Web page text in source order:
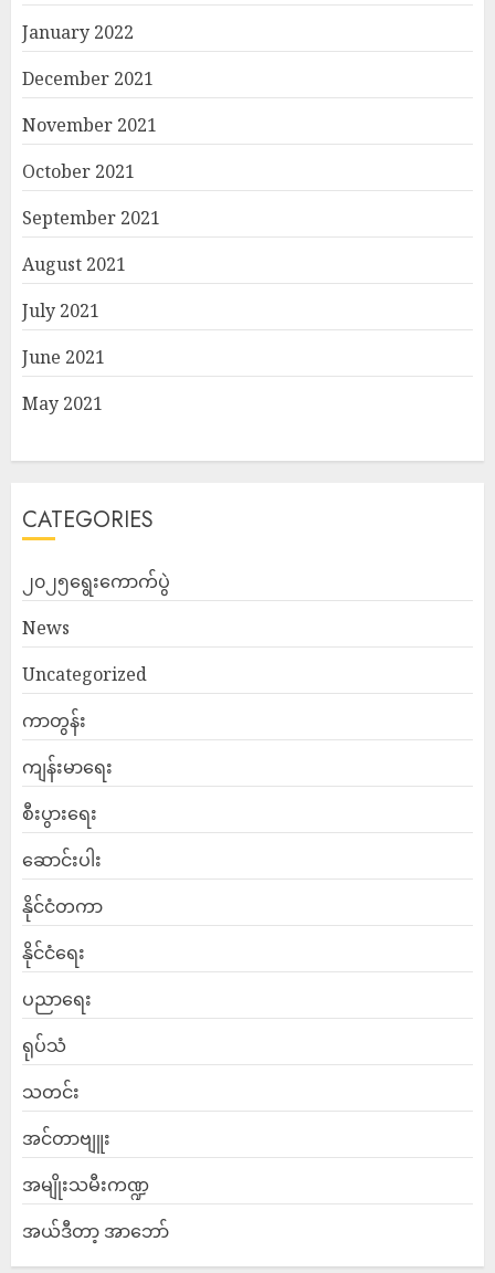
January 2022
December 2021
November 2021
October 2021
September 2021
August 2021
July 2021
June 2021
May 2021
CATEGORIES
၂၀၂၅ရွေးကောက်ပွဲ
News
Uncategorized
ကာတွန်း
ကျန်းမာရေး
စီးပွားရေး
ဆောင်းပါး
နိုင်ငံတကာ
နိုင်ငံရေး
ပညာရေး
ရုပ်သံ
သတင်း
အင်တာဗျူး
အမျိုးသမီးကဏ္ဍ
အယ်ဒီတာ့ အာဘော်